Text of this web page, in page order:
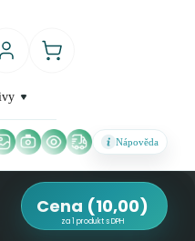
Nápověda
Cena (10,00)
za 1 produkt s DPH